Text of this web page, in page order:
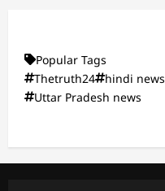
Popular Tags
Thetruth24
hindi news
Uttar Pradesh news